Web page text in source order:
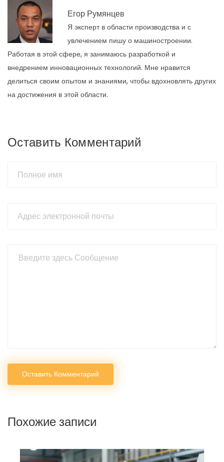
Егор Румянцев
Я эксперт в области производства и с
увлечением пишу о машиностроении.
Работая в этой сфере, я занимаюсь разработкой и
внедрением инновационных технологий. Мне нравится
делиться своим опытом и знаниями, чтобы вдохновлять других
на достижения в этой области.
Оставить Комментарий
Оставить Комментарий
Похожие записи